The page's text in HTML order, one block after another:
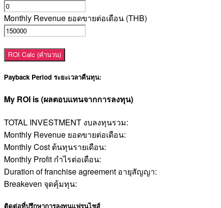
Monthly Revenue ยอดขายต่อเดือน (THB)
ROI Calc (คำนวน)
Payback Period ระยะเวลาคืนทุน:
My ROI is (ผลตอบแทนจากการลงทุน)
TOTAL INVESTMENT งบลงทุนรวม:
Monthly Revenue ยอดขายต่อเดือน:
Monthly Cost ต้นทุนรายเดือน:
Monthly Profit กำไรต่อเดือน:
Duration of franchise agreement อายุสัญญา:
Breakeven จุดคุ้มทุน:
ติดต่อที่ปรึกษาการลงทุนแฟรนไชส์